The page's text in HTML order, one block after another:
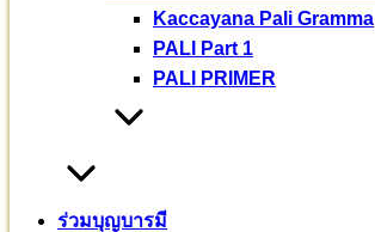
Kaccayana Pali Gramma
PALI Part 1
PALI PRIMER
ร่วมบุญบารมี